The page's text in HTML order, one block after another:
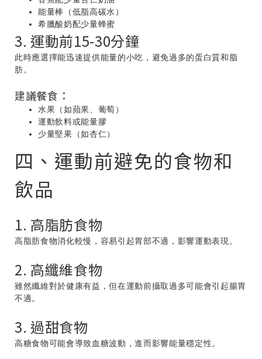
能量棒（低脂高碳水）
希臘酸奶配少量蜂蜜
3. 運動前15-30分鐘
此時應選擇能迅速提供能量的小吃，避免過多的蛋白質和脂
肪。
建議餐食：
水果（如蘋果、葡萄）
運動飲料或能量膠
少量堅果（如杏仁）
四、運動前避免的食物和
飲品
1. 高脂肪食物
高脂肪食物消化較慢，容易引起胃部不適，影響運動表現。
2. 高纖維食物
雖然纖維對於健康有益，但在運動前攝取過多可能會引起腸胃
不適。
3. 過甜食物
高糖食物可能會導致血糖波動，進而影響能量穩定性。